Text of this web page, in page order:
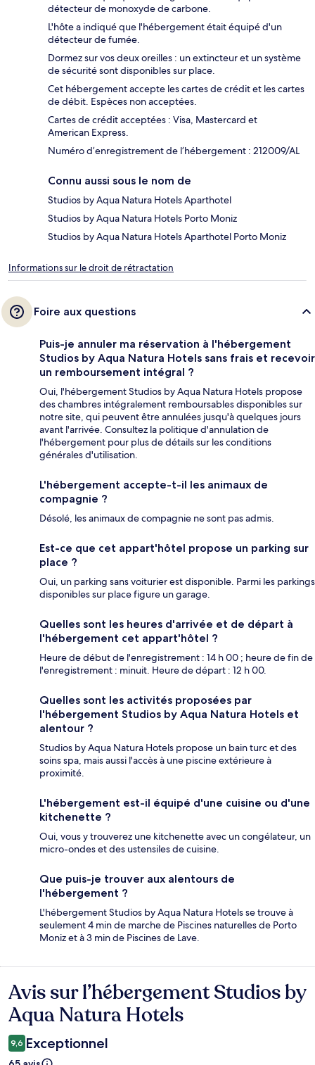
détecteur de monoxyde de carbone.
L'hôte a indiqué que l'hébergement était équipé d'un
détecteur de fumée.
Dormez sur vos deux oreilles : un extincteur et un système
de sécurité sont disponibles sur place.
Cet hébergement accepte les cartes de crédit et les cartes
de débit. Espèces non acceptées.
Cartes de crédit acceptées : Visa, Mastercard et
American Express.
Numéro d’enregistrement de l’hébergement : 212009/AL
Connu aussi sous le nom de
Studios by Aqua Natura Hotels Aparthotel
Studios by Aqua Natura Hotels Porto Moniz
Studios by Aqua Natura Hotels Aparthotel Porto Moniz
Informations sur le droit de rétractation
Foire aux questions
Puis-je annuler ma réservation à l'hébergement
Studios by Aqua Natura Hotels sans frais et recevoir
un remboursement intégral ?
Oui, l'hébergement Studios by Aqua Natura Hotels propose
des chambres intégralement remboursables disponibles sur
notre site, qui peuvent être annulées jusqu'à quelques jours
avant l'arrivée. Consultez la politique d'annulation de
l'hébergement pour plus de détails sur les conditions
générales d'utilisation.
L'hébergement accepte-t-il les animaux de
compagnie ?
Désolé, les animaux de compagnie ne sont pas admis.
Est-ce que cet appart'hôtel propose un parking sur
place ?
Oui, un parking sans voiturier est disponible. Parmi les parkings
disponibles sur place figure un garage.
Quelles sont les heures d'arrivée et de départ à
l'hébergement cet appart'hôtel ?
Heure de début de l'enregistrement : 14 h 00 ; heure de fin de
l'enregistrement : minuit. Heure de départ : 12 h 00.
Quelles sont les activités proposées par
l'hébergement Studios by Aqua Natura Hotels et
alentour ?
Studios by Aqua Natura Hotels propose un bain turc et des
soins spa, mais aussi l'accès à une piscine extérieure à
proximité.
L'hébergement est-il équipé d'une cuisine ou d'une
kitchenette ?
Oui, vous y trouverez une kitchenette avec un congélateur, un
micro-ondes et des ustensiles de cuisine.
Que puis-je trouver aux alentours de
l'hébergement ?
L'hébergement Studios by Aqua Natura Hotels se trouve à
seulement 4 min de marche de Piscines naturelles de Porto
Moniz et à 3 min de Piscines de Lave.
Avis
Avis sur l’hébergement Studios by
Aqua Natura Hotels
9,6 Exceptionnel